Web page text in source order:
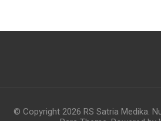
© Copyright 2026 RS Satria Medika.